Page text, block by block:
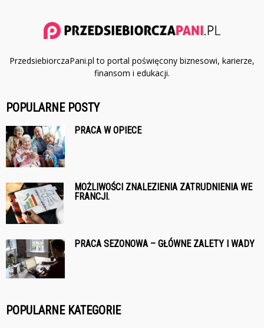
PrzedsiebiorczaPani.pl to portal poświęcony biznesowi, karierze,
finansom i edukacji.
POPULARNE POSTY
PRACA W OPIECE
MOŻLIWOŚCI ZNALEZIENIA ZATRUDNIENIA WE
FRANCJI.
PRACA SEZONOWA – GŁÓWNE ZALETY I WADY
POPULARNE KATEGORIE